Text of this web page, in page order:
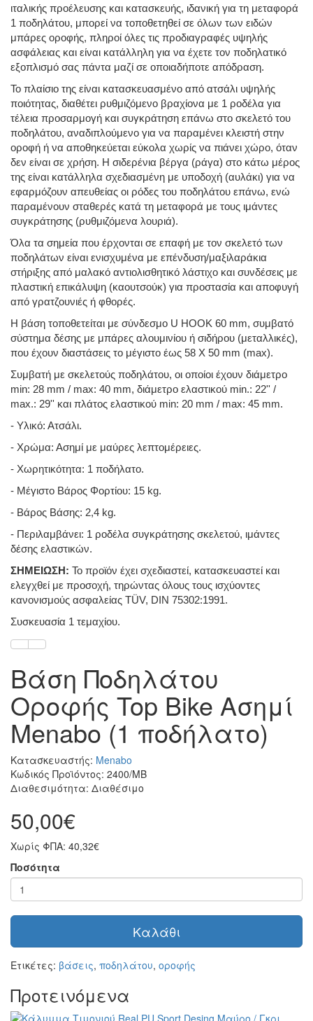
ιταλικής προέλευσης και κατασκευής, ιδανική για τη μεταφορά
1 ποδηλάτoυ, μπορεί να τοποθετηθεί σε όλων των ειδών
μπάρες οροφής, πληροί όλες τις προδιαγραφές υψηλής
ασφάλειας και είναι κατάλληλη για να έχετε τον ποδηλατικό
εξοπλισμό σας πάντα μαζί σε οποιαδήποτε απόδραση.
Το πλαίσιο της είναι κατασκευασμένο από ατσάλι υψηλής
ποιότητας, διαθέτει ρυθμιζόμενο βραχίονα με 1 ροδέλα για
τέλεια προσαρμογή και συγκράτηση επάνω στο σκελετό του
ποδηλάτου, αναδιπλούμενο για να παραμένει κλειστή στην
οροφή ή να αποθηκεύεται εύκολα χωρίς να πιάνει χώρο, όταν
δεν είναι σε χρήση. Η σιδερένια βέργα (ράγα) στο κάτω μέρος
της είναι κατάλληλα σχεδιασμένη με υποδοχή (αυλάκι) για να
εφαρμόζουν απευθείας οι ρόδες του ποδηλάτου επάνω, ενώ
παραμένουν σταθερές κατά τη μεταφορά με τους ιμάντες
συγκράτησης (ρυθμιζόμενα λουριά).
Όλα τα σημεία που έρχονται σε επαφή με τον σκελετό των
ποδηλάτων είναι ενισχυμένα με επένδυση/μαξιλαράκια
στήριξης από μαλακό αντιολισθητικό λάστιχο και συνδέσεις με
πλαστική επικάλυψη (καουτσούκ) για προστασία και αποφυγή
από γρατζουνιές ή φθορές.
Η βάση τοποθετείται με σύνδεσμο U HOOK 60 mm, συμβατό
σύστημα δέσης με μπάρες αλουμινίου ή σιδήρου (μεταλλικές),
που έχουν διαστάσεις το μέγιστο έως 58 Χ 50 mm (max).
Συμβατή με σκελετούς ποδηλάτου, οι οποίοι έχουν διάμετρο
min: 28 mm / max: 40 mm, διάμετρο ελαστικού min.: 22'' /
max.: 29'' και πλάτος ελαστικού min: 20 mm / max: 45 mm.
- Υλικό: Ατσάλι.
- Χρώμα: Ασημί με μαύρες λεπτομέρειες.
- Χωρητικότητα: 1 ποδήλατο.
- Μέγιστο Βάρος Φορτίου: 15 kg.
- Βάρος Βάσης: 2,4 kg.
- Περιλαμβάνει: 1 ροδέλα συγκράτησης σκελετού, ιμάντες
δέσης ελαστικών.
ΣΗΜΕΙΩΣΗ: Το προϊόν έχει σχεδιαστεί, κατασκευαστεί και
ελεγχθεί με προσοχή, τηρώντας όλους τους ισχύοντες
κανονισμούς ασφαλείας TÜV, DIN 75302:1991.
Συσκευασία 1 τεμαχίου.
Βάση Ποδηλάτου
Οροφής Top Bike Ασημί
Menabo (1 ποδήλατο)
Κατασκευαστής: Menabo
Κωδικός Προϊόντος: 2400/MB
Διαθεσιμότητα: Διαθέσιμο
50,00€
Χωρίς ΦΠΑ: 40,32€
Ποσότητα
Καλάθι
Ετικέτες: βάσεις, ποδηλάτου, οροφής
Προτεινόμενα